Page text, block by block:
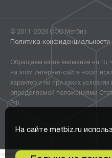
На сайте metbiz.ru
© 2011-2026 ООО Метбиз
Политика конфиденциальности
Обращаем ваше внимание на то,
на этом интернет-сайте носит
характер и ни при каких
определяемой положениями
РФ.